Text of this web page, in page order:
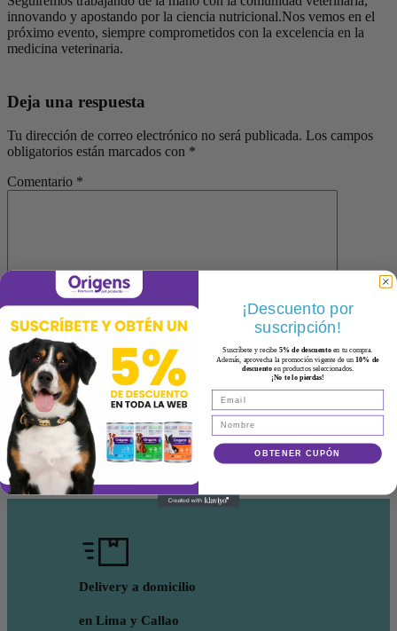
innovando y apostando por la ciencia nutricional.Nos vemos en el
próximo evento, siempre comprometidos con la excelencia en la
medicina veterinaria.
Deja una respuesta
Tu dirección de correo electrónico no será publicada. Los campos
obligatorios están marcados con *
Comentario *
Nombre*
Correo electrónico *
Web
Guarda mi nombre, correo electrónico y web en este navegador
para la próxima vez que comente.
Delivery a domicilio
en Lima y Callao
¡Descuento por
suscripción!
Suscríbete y recibe5% de descuentoen tu compra.
Además, aprovecha la promoción vigente de un10% de
descuentoen productos seleccionados.
¡No te lo pierdas!
OBTENER CUPÓN